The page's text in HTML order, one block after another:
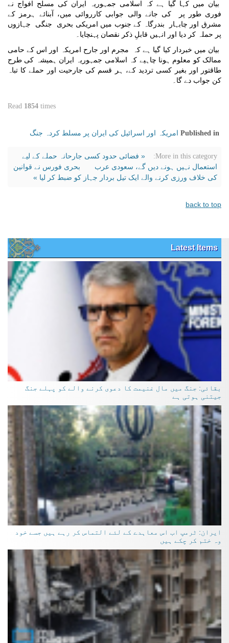
بیان میں کہا گیا ہے کہ اسلامی جمہوریہ ایران کی مسلح افواج نے
فوری طور پر کی جانے والی جوابی کارروائی میں، آبنائے ہرمز کے
مشرق اور چابہار بندرگاہ کے جنوب میں امریکی بحری جنگی جہازوں
پر حملہ کر دیا اور انہیں قابلِ ذکر نقصان پہنچایا۔
بیان میں خبردار کیا گيا ہے کہ مجرم اور جارح امریکہ اور اس کے حامی
ممالک کو معلوم ہونا چاہیے کہ اسلامی جمہوریہ ایران ہمیشہ کی طرح
طاقتور اور بغیر کسی تردید کے، ہر قسم کی جارحیت اور حملے کا تباہ
کن جواب دے گا۔
Read 1854 times
Published in امریکہ اور اسرائیل کی ایران پر مسلط کردہ جنگ
More in this category:
« فضائی حدود کسی جارحانہ حملے کے لیے
استعمال نہیں ہونے دیں گے، سعودی عرب
بحری فورس نے قوانین
کی خلاف ورزی کرنے والے ایک تیل بردار جہاز کو ضبط کر لیا »
back to top
Latest Items
بقائی: جنگ میں مال غنیمت کا دعوی کرنے والے کو پہلے جنگ
جیتنی ہوتی ہے
ایران: ٹرمپ اب اس معاہدے کے لئے التماس کر رہے ہیں جسے خود
وہ ختم کر چکے ہیں